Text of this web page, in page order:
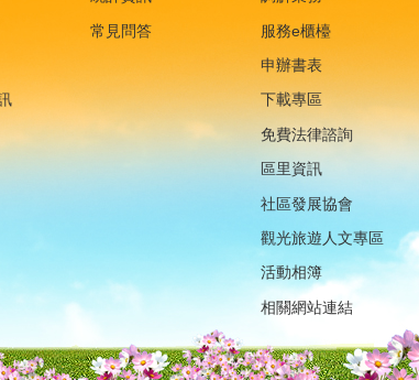
常見問答
服務e櫃檯
申辦書表
下載專區
免費法律諮詢
區里資訊
社區發展協會
觀光旅遊人文專區
活動相簿
相關網站連結